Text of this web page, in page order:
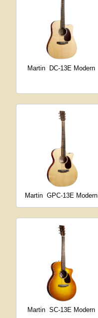
Martin DC-13E Modern
Martin GPC-13E Modern
Martin SC-13E Modern